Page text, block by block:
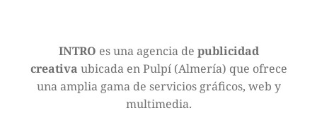
INTRO es una agencia de publicidad
creativa ubicada en Pulpí (Almería) que ofrece
una amplia gama de servicios gráficos, web y
multimedia.